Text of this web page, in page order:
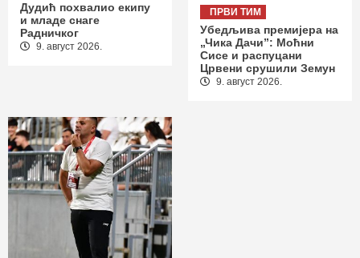
Дудић похвалио екипу
и младе снаге
Радничког
9. август 2026.
ПРВИ ТИМ
Убедљива премијера на
„Чика Дачи”: Моћни
Сисе и распуцани
Црвени срушили Земун
9. август 2026.